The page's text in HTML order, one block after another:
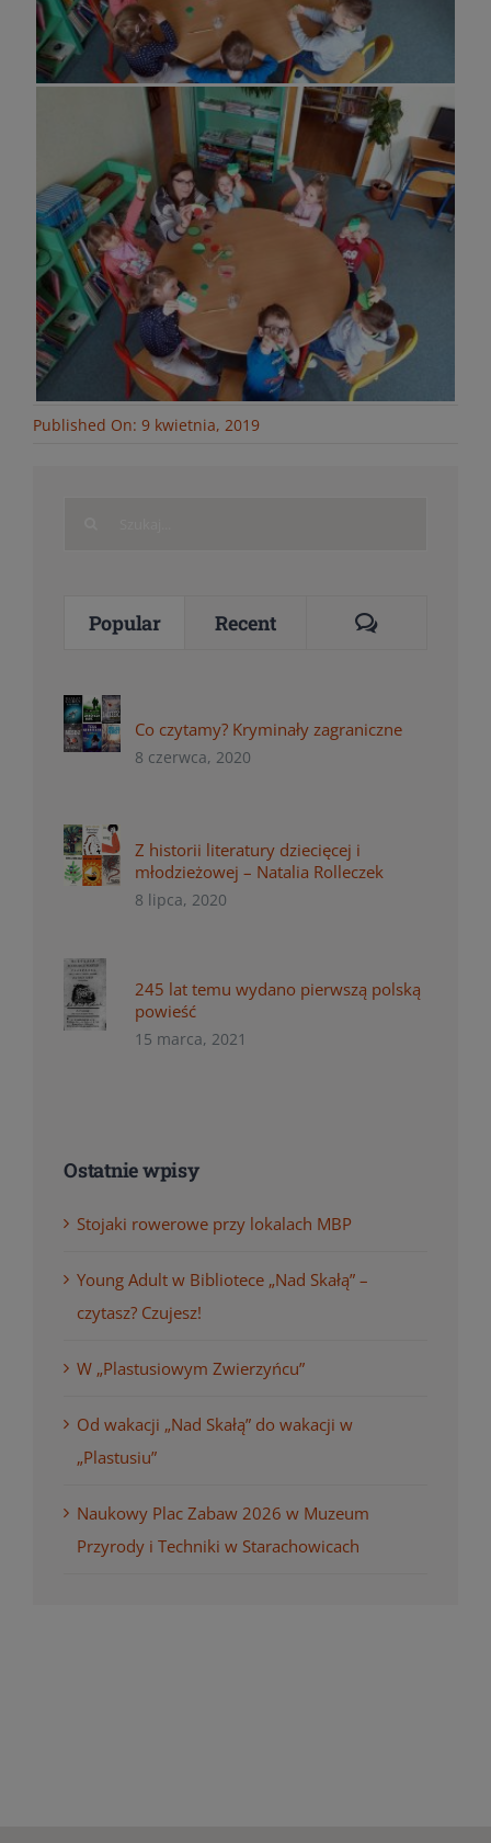
Published On: 9 kwietnia, 2019
Popular Recent Comments
Co czytamy? Kryminały zagraniczne
8 czerwca, 2020
Z historii literatury dziecięcej i
młodzieżowej – Natalia Rolleczek
8 lipca, 2020
245 lat temu wydano pierwszą polską
powieść
15 marca, 2021
Ostatnie wpisy
Stojaki rowerowe przy lokalach MBP
Young Adult w Bibliotece „Nad Skałą” –
czytasz? Czujesz!
W „Plastusiowym Zwierzyńcu”
Od wakacji „Nad Skałą” do wakacji w
„Plastusiu”
Naukowy Plac Zabaw 2026 w Muzeum
Przyrody i Techniki w Starachowicach